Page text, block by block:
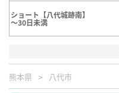
ショート【八代城跡南】
～30日未満
熊本県 八代市